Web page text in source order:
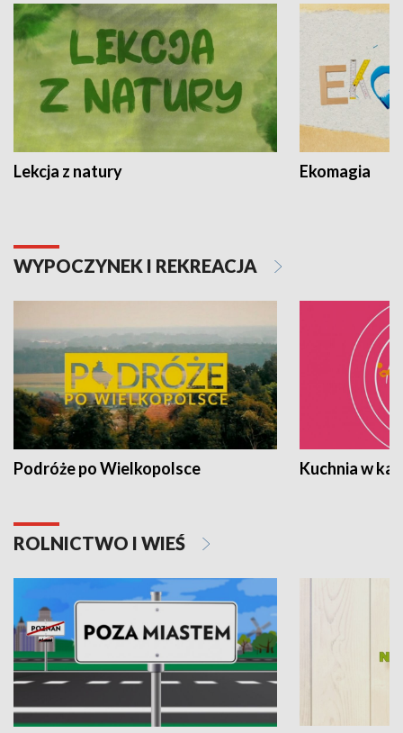
Lekcja z natury Ekomagia
WYPOCZYNEK I REKREACJA
Podróże po Wielkopolsce Kuchnia w
ROLNICTWO I WIEŚ